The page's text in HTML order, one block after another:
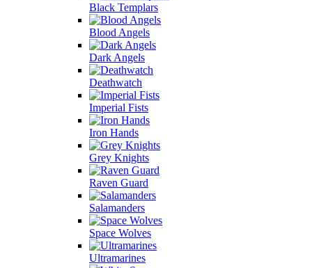
Black Templars
Blood Angels
Dark Angels
Deathwatch
Imperial Fists
Iron Hands
Grey Knights
Raven Guard
Salamanders
Space Wolves
Ultramarines